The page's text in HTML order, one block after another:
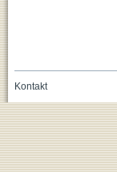
Kontakt